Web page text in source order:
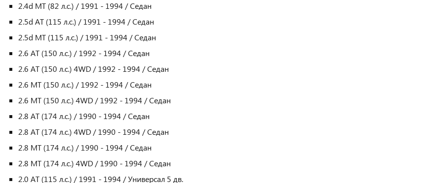
2.4d MT (82 л.с.) / 1991 - 1994 / Седан
2.5d AT (115 л.с.) / 1991 - 1994 / Седан
2.5d MT (115 л.с.) / 1991 - 1994 / Седан
2.6 AT (150 л.с.) / 1992 - 1994 / Седан
2.6 AT (150 л.с.) 4WD / 1992 - 1994 / Седан
2.6 MT (150 л.с.) / 1992 - 1994 / Седан
2.6 MT (150 л.с.) 4WD / 1992 - 1994 / Седан
2.8 AT (174 л.с.) / 1990 - 1994 / Седан
2.8 AT (174 л.с.) 4WD / 1990 - 1994 / Седан
2.8 MT (174 л.с.) / 1990 - 1994 / Седан
2.8 MT (174 л.с.) 4WD / 1990 - 1994 / Седан
2.0 AT (115 л.с.) / 1991 - 1994 / Универсал 5 дв.